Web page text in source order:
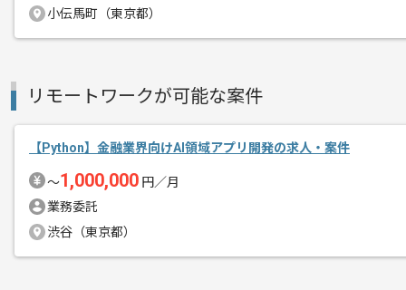
自社サービスのスケーラビリティを体
向上心があり、新しい技術への学習意
小伝馬町（東京都）
リモートワークが可能な案件
【Python】金融業界向けAI領域アプリ開発の求人・案件
〜1,000,000 円／月
業務委託
渋谷（東京都）